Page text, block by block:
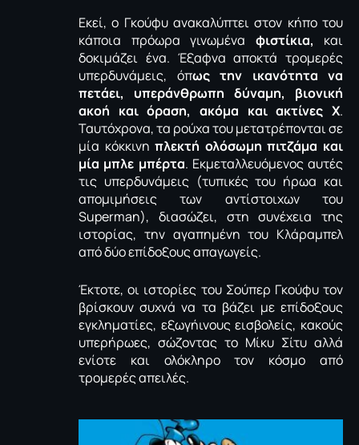
Εκεί, ο Γκούφυ ανακαλύπτει στον κήπο του
κάποια πρόωρα γινωμένα φιστίκια, και
δοκιμάζει ένα. Έξαφνα αποκτά τρομερές
υπερδυνάμεις, όπως την ικανότητα να
πετάει, υπεράνθρωπη δύναμη, βιονική
ακοή και όραση, ακόμα και ακτίνες Χ.
Ταυτόχρονα, τα ρούχα του μετατρέπονται σε
μία κόκκινηπλεκτή ολόσωμη πιτζάμα και
μία μπλε μπέρτα. Εκμεταλλευόμενος αυτές
τις υπερδυνάμεις (τυπικές του ήρωα και
απομιμήσεις των αντίστοιχων του
Superman), διασώζει, στη συνέχεια της
ιστορίας, την αγαπημένη του Κλάραμπελ
από δύο επίδοξους απαγωγείς.
Έκτοτε, οι ιστορίες του Σούπερ Γκούφυ τον
βρίσκουν συχνά να τα βάζει με επίδοξους
εγκληματίες, εξωγήινους εισβολείς, κακούς
υπερήρωες, σώζοντας το Μίκυ Σίτυ αλλά
ενίοτε και ολόκληρο τον κόσμο από
τρομερές απειλές.